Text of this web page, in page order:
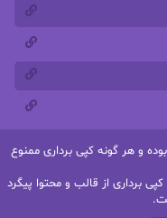
و هر گونه کپی برداری ممنوع
ای کپی برداری از قالب و محتوا پیگرد